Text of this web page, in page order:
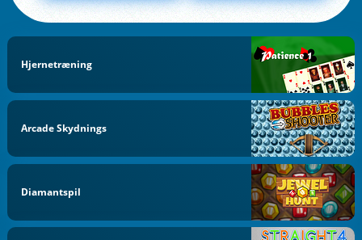
Hjernetræning
Arcade Skydnings
Diamantspil